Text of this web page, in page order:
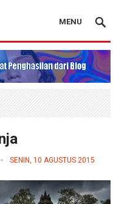
MENU
SENIN, 10 AGUSTUS 2015